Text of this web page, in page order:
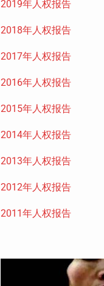
2019年人权报告
2018年人权报告
2017年人权报告
2016年人权报告
2015年人权报告
2014年人权报告
2013年人权报告
2012年人权报告
2011年人权报告